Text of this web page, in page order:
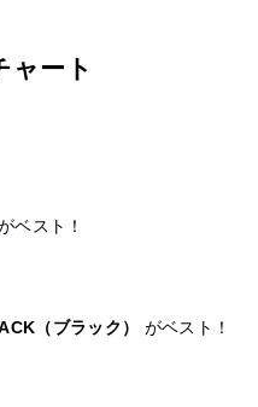
ャート
ベスト！
（ブラック） がベスト！